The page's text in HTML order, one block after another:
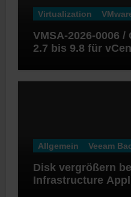
Virtualization
VMSA-2026-0006
2.7 bis 9.8 für
Allgemein Veeam
Disk vergrößern
Infrastructure